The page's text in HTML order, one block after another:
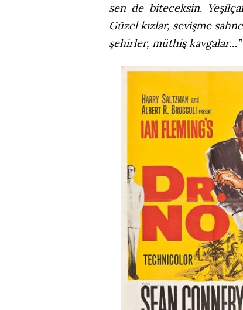
sen de biteceksin.
Güzel kızlar, sevişme
şehirler, müthiş